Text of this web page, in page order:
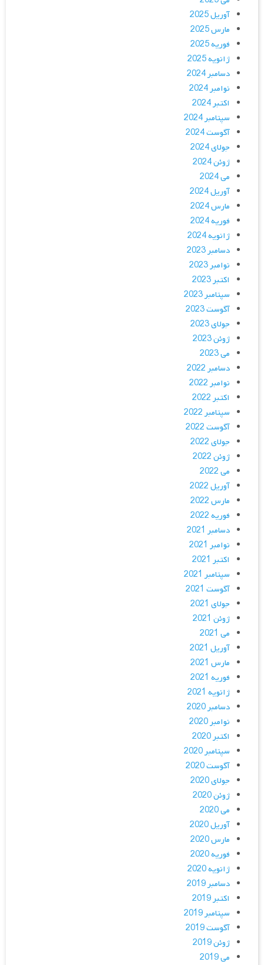
آوریل 2025
مارس 2025
فوریه 2025
ژانویه 2025
دسامبر 2024
نوامبر 2024
اکتبر 2024
سپتامبر 2024
آگوست 2024
جولای 2024
ژوئن 2024
می 2024
آوریل 2024
مارس 2024
فوریه 2024
ژانویه 2024
دسامبر 2023
نوامبر 2023
اکتبر 2023
سپتامبر 2023
آگوست 2023
جولای 2023
ژوئن 2023
می 2023
دسامبر 2022
نوامبر 2022
اکتبر 2022
سپتامبر 2022
آگوست 2022
جولای 2022
ژوئن 2022
می 2022
آوریل 2022
مارس 2022
فوریه 2022
دسامبر 2021
نوامبر 2021
اکتبر 2021
سپتامبر 2021
آگوست 2021
جولای 2021
ژوئن 2021
می 2021
آوریل 2021
مارس 2021
فوریه 2021
ژانویه 2021
دسامبر 2020
نوامبر 2020
اکتبر 2020
سپتامبر 2020
آگوست 2020
جولای 2020
ژوئن 2020
می 2020
آوریل 2020
مارس 2020
فوریه 2020
ژانویه 2020
دسامبر 2019
اکتبر 2019
سپتامبر 2019
آگوست 2019
ژوئن 2019
می 2019